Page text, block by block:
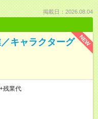
掲載日：2026.08.04
NEW
キャラクターグ
残業代